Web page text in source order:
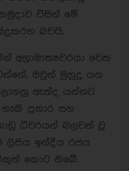
විසින් මේ
බවයි.
අග්‍රාමාත්‍යවරයා වෙත
ඔවුන් මුහුදු යන
ඇත්ද යන්නට
ප්‍රහාර සහ
ධීවරයන් බලවත් වූ
ලිපිය ඉන්දීය රජය
නිකුත් කොට තිබේ.